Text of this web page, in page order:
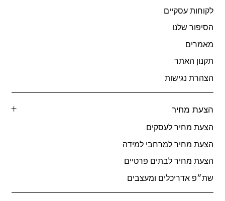
לקוחות עסקיים
הסיפור שלנו
מאמרים
תקנון האתר
הצהרת נגישות
הצעת מחיר
הצעת מחיר לעסקים
הצעת מחיר למרחבי למידה
הצעת מחיר לבתים פרטיים
שת״פ אדריכלים ומעצבים